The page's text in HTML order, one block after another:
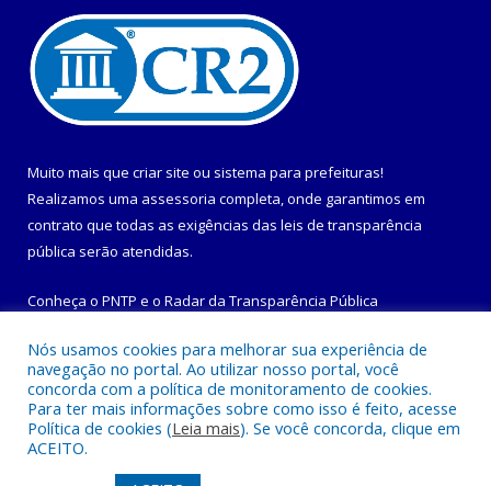
Muito mais que criar site ou sistema para prefeituras!
Realizamos uma assessoria completa, onde garantimos em
contrato que todas as exigências das leis de transparência
pública serão atendidas.
Conheça o PNTP e o Radar da Transparência Pública
Todos os direitos reservados a Prefeitura Municipal de
Maracanã.
Nós usamos cookies para melhorar sua experiência de
navegação no portal. Ao utilizar nosso portal, você
concorda com a política de monitoramento de cookies.
Para ter mais informações sobre como isso é feito, acesse
Política de cookies (Leia mais). Se você concorda, clique em
ACEITO.